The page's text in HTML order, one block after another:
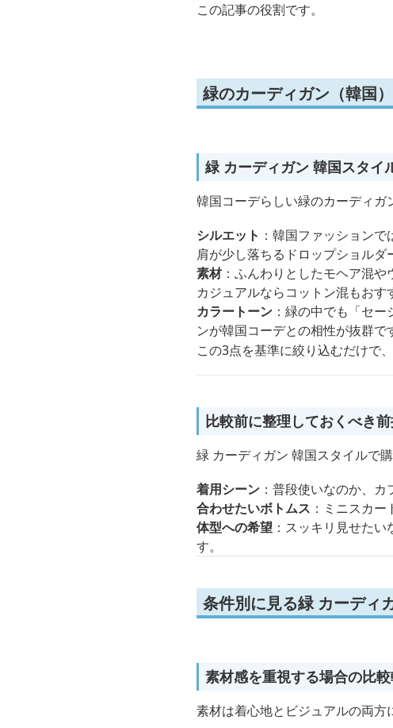
この記事の役割です。
緑のカーディガン（韓国
緑 カーディガン 韓国スタイ
韓国コーデらしい緑のカーディガ
シルエット ：韓国ファッション
肩が少し落ちるドロップショルダ
素材：ふんわりとしたモヘア混や
カジュアルならコットン混もおす
カラートーン ：緑の中でも「セ
ンが韓国コーデとの相性が抜群で
この3点を基準に絞り込むだけで
比較前に整理しておくべき
緑 カーディガン 韓国スタイルで
着用シーン ：普段使いなのか、
合わせたいボトムス ：ミニスカ
体型への希望 ：スッキリ見せた
す。
条件別に見る緑 カーディ
素材感を重視する場合の比
素材は着心地とビジュアルの両方